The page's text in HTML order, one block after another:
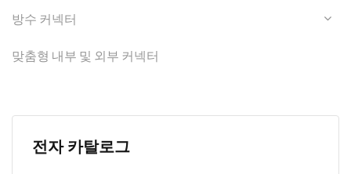
방수 커넥터
맞춤형 내부 및 외부 커넥터
전자 카탈로그